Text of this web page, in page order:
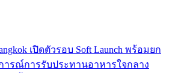
เปิดตัวรอบ Soft Launch พร้อมยก
ารณ์การรับประทานอาหารใจกลาง